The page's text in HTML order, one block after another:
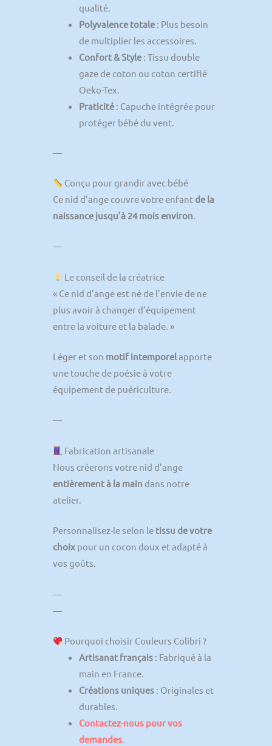
qualité.
Polyvalence totale : Plus besoin
de multiplier les accessoires.
Confort & Style : Tissu double
gaze de coton ou coton certifié
Oeko-Tex.
Praticité : Capuche intégrée pour
protéger bébé du vent.
—
Conçu pour grandir avec bébé
Ce nid d’ange couvre votre enfant de la
naissance jusqu’à 24 mois environ.
—
Le conseil de la créatrice
« Ce nid d’ange est né de l’envie de ne
plus avoir à changer d’équipement
entre la voiture et la balade. »
Léger et son motif intemporelapporte
une touche de poésie à votre
équipement de puériculture.
—
Fabrication artisanale
Nous créerons votre nid d’ange
entièrement à la main dans notre
atelier.
Personnalisez-le selon le tissu de votre
choixpour un cocon doux et adapté à
vos goûts.
—
—
Pourquoi choisir Couleurs Colibri ?
Artisanat français : Fabriqué à la
main en France.
Créations uniques : Originales et
durables.
Contactez-nous pour vos
demandes.